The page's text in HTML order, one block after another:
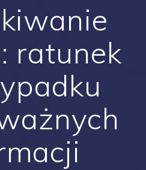
ratunek